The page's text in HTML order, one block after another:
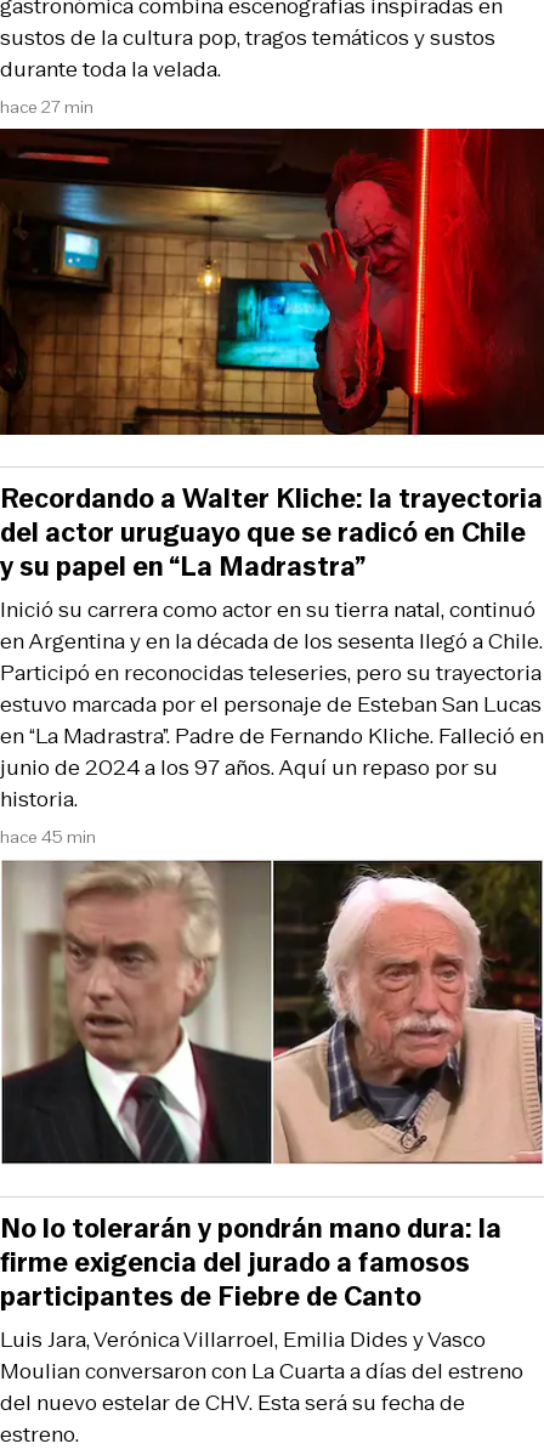
hace 27 min
sustos de la cultura pop, tragos temáticos y sustos
durante toda la velada.
hace 45 min
Inició su carrera como actor en su tierra natal, continuó
en Argentina y en la década de los sesenta llegó a Chile.
Participó en reconocidas teleseries, pero su trayectoria
estuvo marcada por el personaje de Esteban San Lucas
en “La Madrastra”. Padre de Fernando Kliche. Falleció en
junio de 2024 a los 97 años. Aquí un repaso por su
historia.
Recordando a Walter Kliche: la trayectoria
del actor uruguayo que se radicó en Chile
y su papel en “La Madrastra”
Luis Jara, Verónica Villarroel, Emilia Dides y Vasco
Moulian conversaron con La Cuarta a días del estreno
del nuevo estelar de CHV. Esta será su fecha de
estreno.
No lo tolerarán y pondrán mano dura: la
firme exigencia del jurado a famosos
participantes de Fiebre de Canto